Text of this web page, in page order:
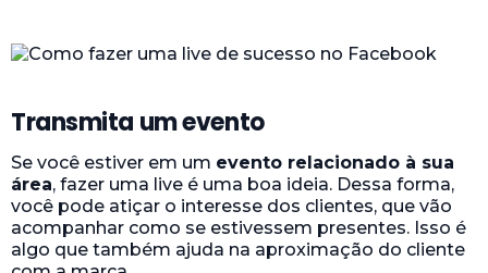
Transmita um evento
Se você estiver em um evento relacionado à sua
área, fazer uma live é uma boa ideia. Dessa forma,
você pode atiçar o interesse dos clientes, que vão
acompanhar como se estivessem presentes. Isso é
algo que também ajuda na aproximação do cliente